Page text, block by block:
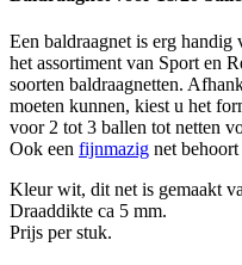
Een baldraagnet is erg handig
het assortiment van Sport en
soorten baldraagnetten.
moeten kunnen, kiest u het
voor 2 tot 3 ballen tot netten
Ook een fijnmazig net
Kleur wit, dit net is gemaakt
Draaddikte ca 5 mm.
Prijs per stuk.